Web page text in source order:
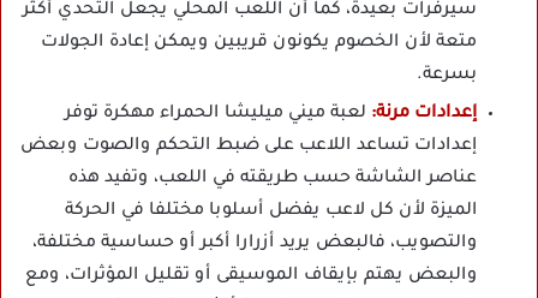
سيرفرات بعيدة، كما أن اللعب المحلي يجعل التحدي أكثر
متعة لأن الخصوم يكونون قريبين ويمكن إعادة الجولات
بسرعة.
إعدادات مرنة: لعبة ميني ميليشا الحمراء مهكرة توفر
إعدادات تساعد اللاعب على ضبط التحكم والصوت وبعض
عناصر الشاشة حسب طريقته في اللعب، وتفيد هذه
الميزة لأن كل لاعب يفضل أسلوبا مختلفا في الحركة
والتصويب، فالبعض يريد أزرارا أكبر أو حساسية مختلفة،
والبعض يهتم بإيقاف الموسيقى أو تقليل المؤثرات، ومع